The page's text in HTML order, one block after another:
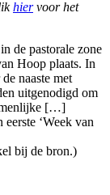
hiervoor het
de pastorale zone
Hoop plaats. In
naaste met
uitgenodigd om
[…]
‘Week van
bij de bron.)